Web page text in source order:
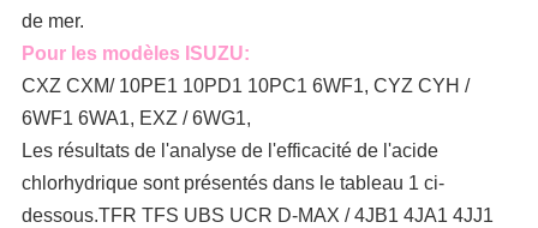
de mer.
Pour les modèles ISUZU:
CXZ CXM/ 10PE1 10PD1 10PC1 6WF1, CYZ CYH /
6WF1 6WA1, EXZ / 6WG1,
Les résultats de l'analyse de l'efficacité de l'acide
chlorhydrique sont présentés dans le tableau 1 ci-
dessous.TFR TFS UBS UCR D-MAX / 4JB1 4JA1 4JJ1